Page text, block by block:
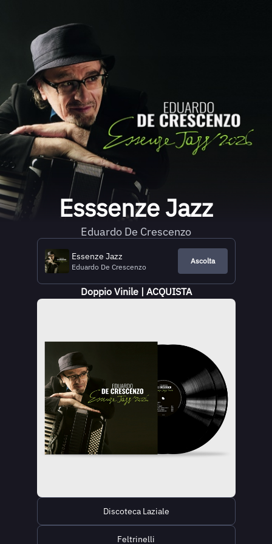
Esssenze Jazz
Eduardo De Crescenzo
Essenze Jazz
Eduardo De Crescenzo
Ascolta
Doppio Vinile | ACQUISTA
Discoteca Laziale
Feltrinelli